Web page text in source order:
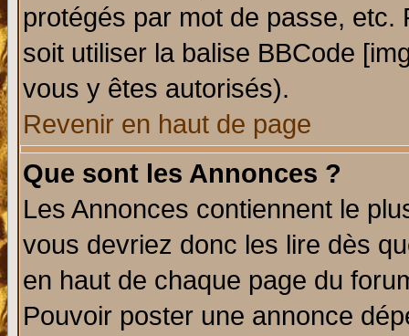
protégés par mot de passe,
soit utiliser la balise BBCode
vous y êtes autorisés).
Revenir en haut de page
Que sont les Annonces ?
Les Annonces contiennent le
vous devriez donc les lire dès
en haut de chaque page du
Pouvoir poster une annonce